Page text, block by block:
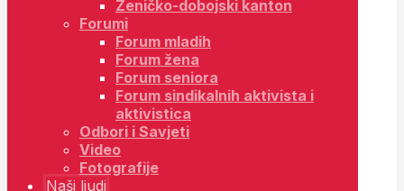
Zeničko-dobojski kanton
Forumi
Forum mladih
Forum žena
Forum seniora
Forum sindikalnih aktivista i
aktivistica
Odbori i Savjeti
Video
Fotografije
Naši ljudi